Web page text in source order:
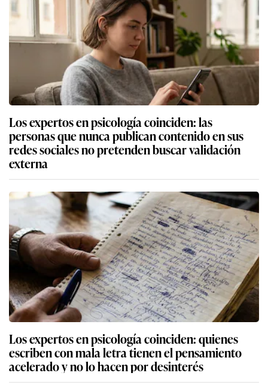
Los expertos en psicología coinciden: las
personas que nunca publican contenido en sus
redes sociales no pretenden buscar validación
externa
Los expertos en psicología coinciden: quienes
escriben con mala letra tienen el pensamiento
acelerado y no lo hacen por desinterés